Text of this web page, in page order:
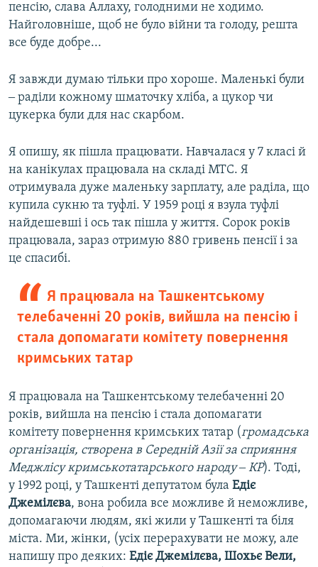
пенсію, слава Аллаху, голодними не ходимо.
Найголовніше, щоб не було війни та голоду, решта
все буде добре...
Я завжди думаю тільки про хороше. Маленькі були
‒ раділи кожному шматочку хліба, а цукор чи
цукерка були для нас скарбом.
Я опишу, як пішла працювати. Навчалася у 7 класі й
на канікулах працювала на складі МТС. Я
отримувала дуже маленьку зарплату, але раділа, що
купила сукню та туфлі. У 1959 році я взула туфлі
найдешевші і ось так пішла у життя. Сорок років
працювала, зараз отримую 880 гривень пенсії і за
це спасибі.
Я працювала на Ташкентському
телебаченні 20 років, вийшла на пенсію і
стала допомагати комітету повернення
кримських татар
Я працювала на Ташкентському телебаченні 20
років, вийшла на пенсію і стала допомагати
комітету повернення кримських татар (громадська
організація, створена в Середній Азії за сприяння
Меджлісу кримськотатарського народу ‒ КР). Тоді,
у 1992 році, у Ташкенті депутатом була Едіє
Джемілєва, вона робила все можливе й неможливе,
допомагаючи людям, які жили у Ташкенті та біля
міста. Ми, жінки, (усіх перерахувати не можу, але
напишу про деяких: Едіє Джемілєва, Шохьє Вели,